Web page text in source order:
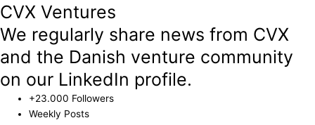
CVX Ventures
We regularly share news from CVX
and the Danish venture community
on our LinkedIn profile.
+23.000 Followers
Weekly Posts